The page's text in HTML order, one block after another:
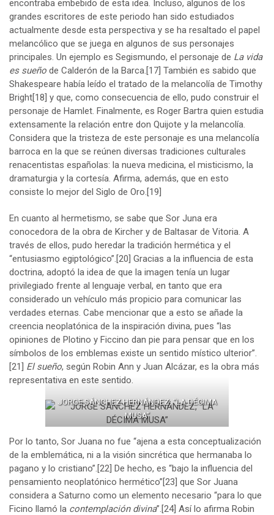
encontraba embebido de esta idea. Incluso, algunos de los
grandes escritores de este periodo han sido estudiados
actualmente desde esta perspectiva y se ha resaltado el papel
melancólico que se juega en algunos de sus personajes
principales. Un ejemplo es Segismundo, el personaje de La vida
es sueño de Calderón de la Barca.[17] También es sabido que
Shakespeare había leído el tratado de la melancolía de Timothy
Bright[18] y que, como consecuencia de ello, pudo construir el
personaje de Hamlet. Finalmente, es Roger Bartra quien estudia
extensamente la relación entre don Quijote y la melancolía.
Considera que la tristeza de este personaje es una melancolía
barroca en la que se reúnen diversas tradiciones culturales
renacentistas españolas: la nueva medicina, el misticismo, la
dramaturgia y la cortesía. Afirma, además, que en esto
consiste lo mejor del Siglo de Oro.[19]
En cuanto al hermetismo, se sabe que Sor Juna era
conocedora de la obra de Kircher y de Baltasar de Vitoria. A
través de ellos, pudo heredar la tradición hermética y el
“entusiasmo egiptológico”.[20] Gracias a la influencia de esta
doctrina, adoptó la idea de que la imagen tenía un lugar
privilegiado frente al lenguaje verbal, en tanto que era
considerado un vehículo más propicio para comunicar las
verdades eternas. Cabe mencionar que a esto se añade la
creencia neoplatónica de la inspiración divina, pues “las
opiniones de Plotino y Ficcino dan pie para pensar que en los
símbolos de los emblemas existe un sentido místico ulterior”.
[21] El sueño, según Robin Ann y Juan Alcázar, es la obra más
representativa en este sentido.
JORGE SÁNCHEZ HERNÁNDEZ, “LA DÉCIMA
MUSA”
Por lo tanto, Sor Juana no fue “ajena a esta conceptualización
de la emblemática, ni a la visión sincrética que hermanaba lo
pagano y lo cristiano”.[22] De hecho, es “bajo la influencia del
pensamiento neoplatónico hermético”[23] que Sor Juana
considera a Saturno como un elemento necesario “para lo que
Ficino llamó la contemplación divina”.[24] Así lo afirma Robin